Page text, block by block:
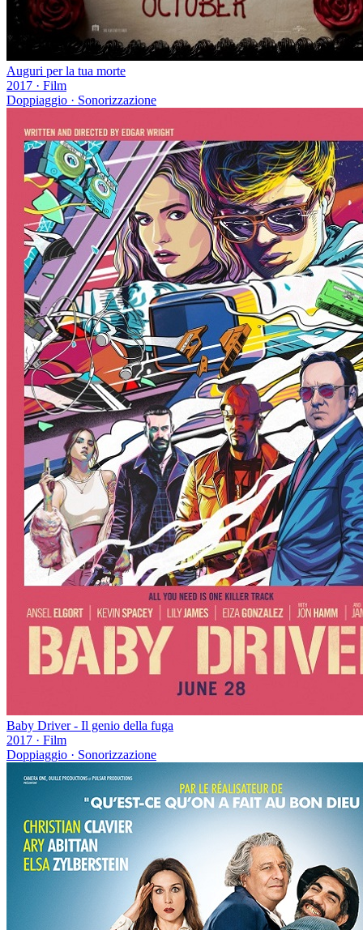
Auguri per la tua morte
2017 · Film
Doppiaggio · Sonorizzazione
Baby Driver - Il genio della fuga
2017 · Film
Doppiaggio · Sonorizzazione